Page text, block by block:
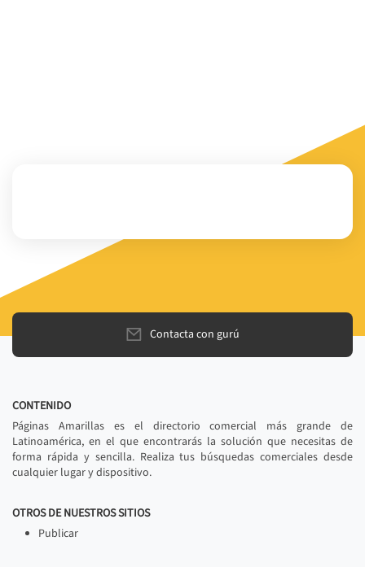
Contacta con gurú
CONTENIDO
Páginas Amarillas es el directorio comercial más grande de
Latinoamérica, en el que encontrarás la solución que necesitas de
forma rápida y sencilla. Realiza tus búsquedas comerciales desde
cualquier lugar y dispositivo.
OTROS DE NUESTROS SITIOS
Publicar